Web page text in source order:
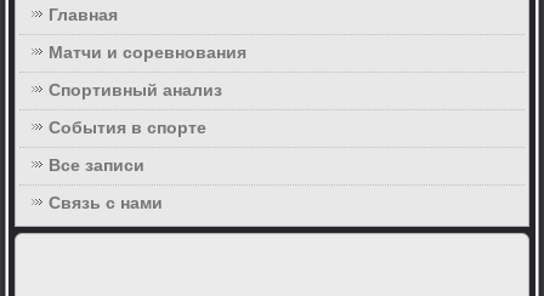
Главная
Матчи и соревнования
Спортивный анализ
События в спорте
Все записи
Связь с нами